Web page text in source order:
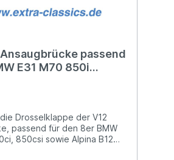
passend
E31 M70 850i
Drosselklappe der V12
passend für den 8er BMW
850csi sowie Alpina B12